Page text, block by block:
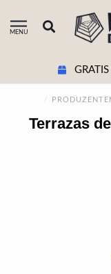
MENU
/
Terrazas